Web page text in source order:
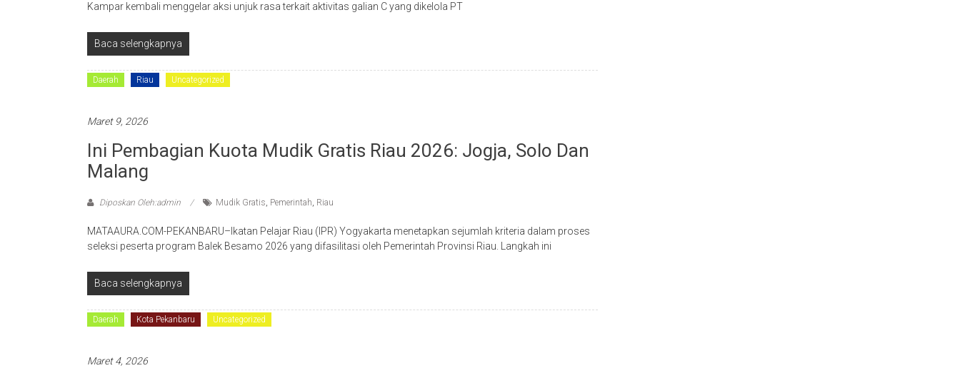
Kampar kembali menggelar aksi unjuk rasa terkait aktivitas galian C yang dikelola PT
Baca selengkapnya
Daerah Riau Uncategorized
Maret 9, 2026
Ini Pembagian Kuota Mudik Gratis Riau 2026: Jogja, Solo Dan
Malang
Diposkan Oleh:admin Mudik Gratis, Pemerintah, Riau
MATAAURA.COM-PEKANBARU–Ikatan Pelajar Riau (IPR) Yogyakarta menetapkan sejumlah kriteria dalam proses
seleksi peserta program Balek Besamo 2026 yang difasilitasi oleh Pemerintah Provinsi Riau. Langkah ini
Baca selengkapnya
Daerah Kota Pekanbaru Uncategorized
Maret 4, 2026